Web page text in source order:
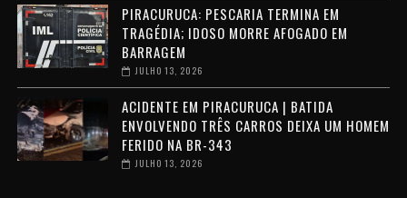
PIRACURUCA: PESCARIA TERMINA EM
TRAGÉDIA; IDOSO MORRE AFOGADO EM
BARRAGEM
JULHO 13, 2026
ACIDENTE EM PIRACURUCA | BATIDA
ENVOLVENDO TRÊS CARROS DEIXA UM HOMEM
FERIDO NA BR-343
JULHO 13, 2026